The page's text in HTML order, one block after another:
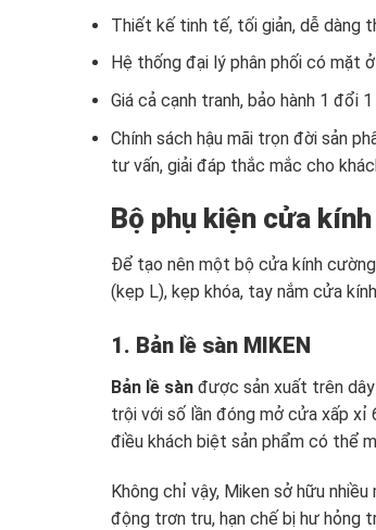
Thiết kế tinh tế, tối giản, dễ dàng
Hệ thống đại lý phân phối có mặt
Giá cả cạnh tranh, bảo hành 1 đổi
Chính sách hậu mãi trọn đời sản
tư vấn, giải đáp thắc mắc cho
Bộ phụ kiện cửa
Để tạo nên một bộ cửa kính
(kẹp L), kẹp khóa, tay nắm cửa
1. Bản lề sàn MIKEN
Bản lề sàn được sản xuất trên
trội với số lần đóng mở cửa xấp xỉ
điều khách biệt sản phẩm có thể
Không chỉ vậy, Miken sở hữu
động trơn tru, hạn chế bị hư hỏng